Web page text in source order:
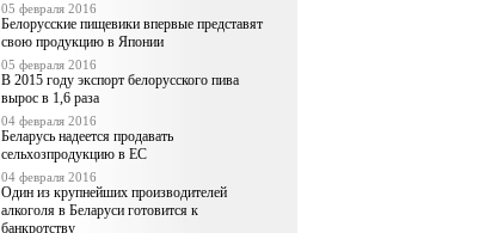
05 февраля 2016
Белорусские пищевики впервые представят
свою продукцию в Японии
05 февраля 2016
В 2015 году экспорт белорусского пива
вырос в 1,6 раза
04 февраля 2016
Беларусь надеется продавать
сельхозпродукцию в ЕС
04 февраля 2016
Один из крупнейших производителей
алкоголя в Беларуси готовится к
банкротству